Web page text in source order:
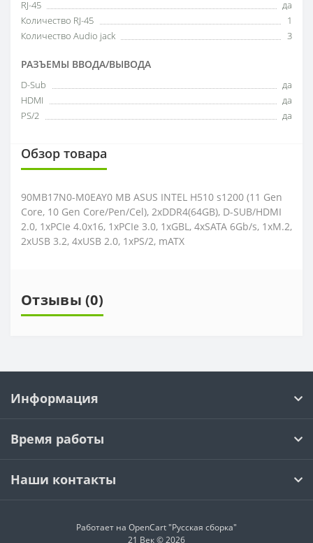
RJ-45
да
Количество RJ-45
1
Количество Audio jack
3
РАЗЪЕМЫ ВВОДА/ВЫВОДА
D-Sub
да
HDMI
да
PS/2
да
Обзор товара
90MB17N0-M0EAY0 MB ASUS INTEL H510 s1200 (11 Gen
Core, 10 Gen Core/Pen/Cel), 2xDDR4(64GB), D-SUB/HDMI
2.0, 1xPCIe 4.0x16, 1xPCIe 3.0, 1xGBL, 4xSATA 6Gb/s, 1xM.2,
2xUSB 3.2, 4xUSB 2.0, 1xPS/2, mATX
Отзывы (0)
Информация
Время работы
Наши контакты
Работает на OpenCart "Русская сборка"
21 Век © 2026